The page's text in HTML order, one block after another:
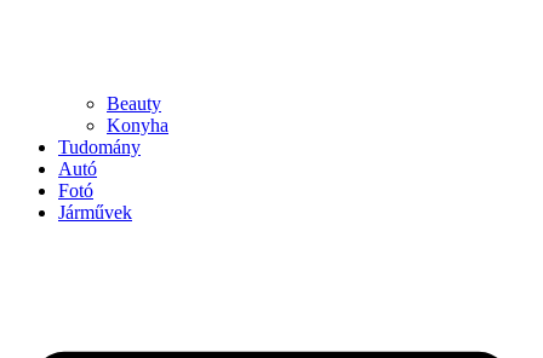
Beauty
Konyha
Tudomány
Autó
Fotó
Járművek